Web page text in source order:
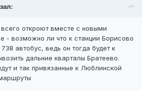
откроют вместе с новыми
- возможно ли что к станции Борисово
автобус, ведь он тогда будет к
дальние кварталы Братеево.
и так привязанные к Люблинской